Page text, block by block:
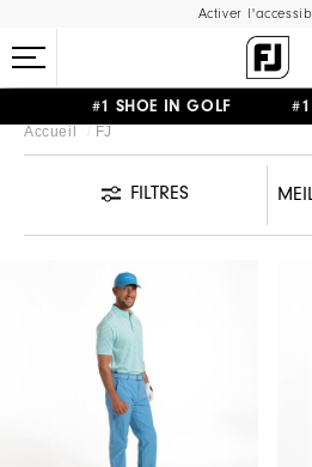
Activer
#1 SHOE IN GOLF #1
LIVRAISON OFFERTE
Accueil FJ
FILTRES